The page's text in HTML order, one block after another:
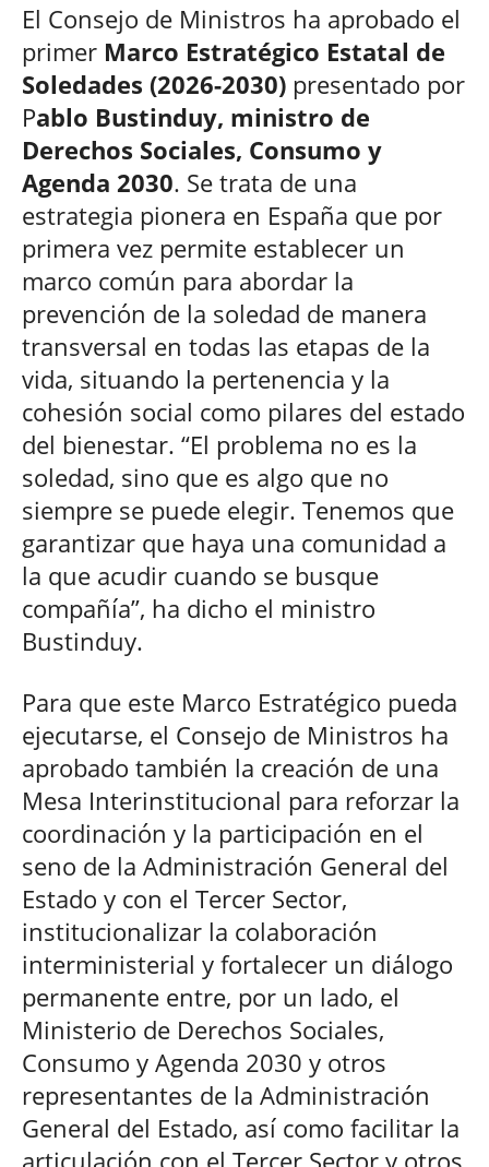
El Consejo de Ministros ha aprobado el
primer Marco Estratégico Estatal de
Soledades (2026-2030) presentado por
Pablo Bustinduy, ministro de
Derechos Sociales, Consumo y
Agenda 2030. Se trata de una
estrategia pionera en España que por
primera vez permite establecer un
marco común para abordar la
prevención de la soledad de manera
transversal en todas las etapas de la
vida, situando la pertenencia y la
cohesión social como pilares del estado
del bienestar. “El problema no es la
soledad, sino que es algo que no
siempre se puede elegir. Tenemos que
garantizar que haya una comunidad a
la que acudir cuando se busque
compañía”, ha dicho el ministro
Bustinduy.
Para que este Marco Estratégico pueda
ejecutarse, el Consejo de Ministros ha
aprobado también la creación de una
Mesa Interinstitucional para reforzar la
coordinación y la participación en el
seno de la Administración General del
Estado y con el Tercer Sector,
institucionalizar la colaboración
interministerial y fortalecer un diálogo
permanente entre, por un lado, el
Ministerio de Derechos Sociales,
Consumo y Agenda 2030 y otros
representantes de la Administración
General del Estado, así como facilitar la
articulación con el Tercer Sector y otros